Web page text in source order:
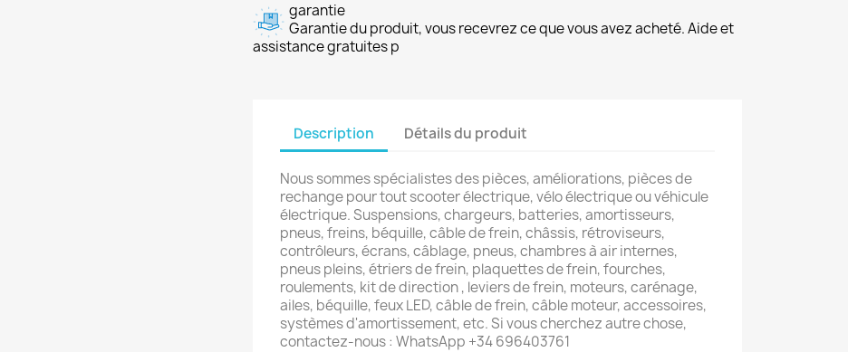
garantie
Garantie du produit, vous recevrez ce que vous avez acheté. Aide et
assistance gratuites p
Description Détails du produit
Nous sommes spécialistes des pièces, améliorations, pièces de
rechange pour tout scooter électrique, vélo électrique ou véhicule
électrique. Suspensions, chargeurs, batteries, amortisseurs,
pneus, freins, béquille, câble de frein, châssis, rétroviseurs,
contrôleurs, écrans, câblage, pneus, chambres à air internes,
pneus pleins, étriers de frein, plaquettes de frein, fourches,
roulements, kit de direction , leviers de frein, moteurs, carénage,
ailes, béquille, feux LED, câble de frein, câble moteur, accessoires,
systèmes d'amortissement, etc. Si vous cherchez autre chose,
contactez-nous : WhatsApp +34 696403761